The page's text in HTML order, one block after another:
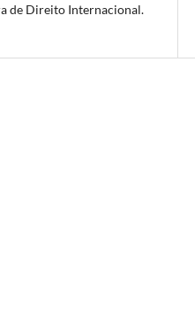
de Direito Internacional.